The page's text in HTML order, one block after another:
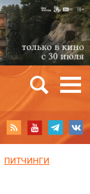
ПИТЧИНГИ